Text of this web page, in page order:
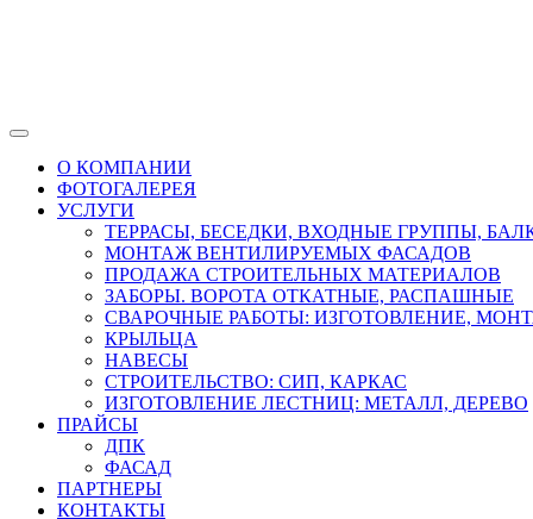
О КОМПАНИИ
ФОТОГАЛЕРЕЯ
УСЛУГИ
ТЕРРАСЫ, БЕСЕДКИ, ВХОДНЫЕ ГРУППЫ,
МОНТАЖ ВЕНТИЛИРУЕМЫХ ФАСАДОВ
ПРОДАЖА СТРОИТЕЛЬНЫХ МАТЕРИАЛОВ
ЗАБОРЫ. ВОРОТА ОТКАТНЫЕ, РАСПАШНЫЕ
СВАРОЧНЫЕ РАБОТЫ: ИЗГОТОВЛЕНИЕ,
КРЫЛЬЦА
НАВЕСЫ
СТРОИТЕЛЬСТВО: СИП, КАРКАС
ИЗГОТОВЛЕНИЕ ЛЕСТНИЦ: МЕТАЛЛ, ДЕРЕВО
ПРАЙСЫ
ДПК
ФАСАД
ПАРТНЕРЫ
КОНТАКТЫ